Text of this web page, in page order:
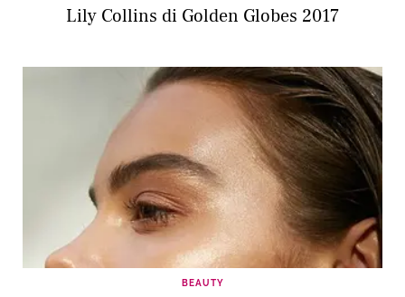
Lily Collins di Golden Globes 2017
BEAUTY